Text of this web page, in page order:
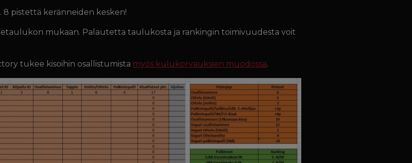
8 pistettä keränneiden kesken!
mukaan. Palautetta taulukosta ja rankingin toimivuudesta voit
tukee kisoihin osallistumista myös kulukorvauksien muodossa.